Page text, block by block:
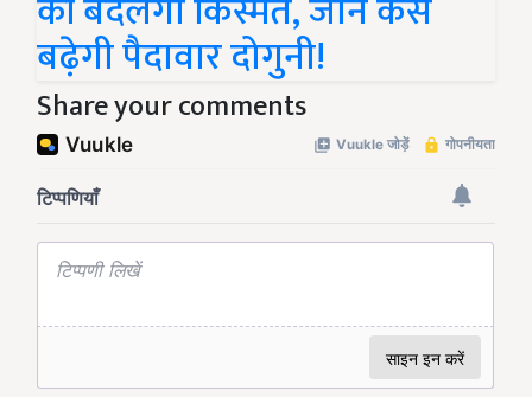
की बदलेगी किस्मत, जानें कैसे
बढ़ेगी पैदावार दोगुनी!
Share your comments